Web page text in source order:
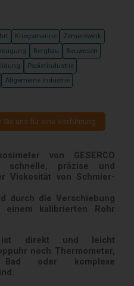
Kriegsmarine
Zementwerk
Bergbau
Bauwesen
Papierindustrie
Allgemeine Industrie
Sie uns für eine Vorführung
von GESERCO
schnelle, präzise und
Viskosität von Schmier-
durch die Verschiebung
kalibrierten Rohr
ist direkt und leicht
noch Thermometer,
Bad oder komplexe